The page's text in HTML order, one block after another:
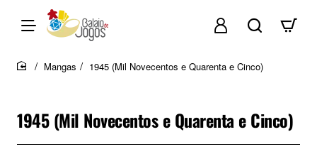
Mangas 1945 (Mil Novecentos e Quarenta e Cinco)
1945 (Mil Novecentos e Quarenta e Cinco)